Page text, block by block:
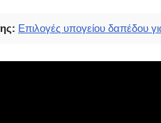
Επιλογές υπογείου δαπέδου